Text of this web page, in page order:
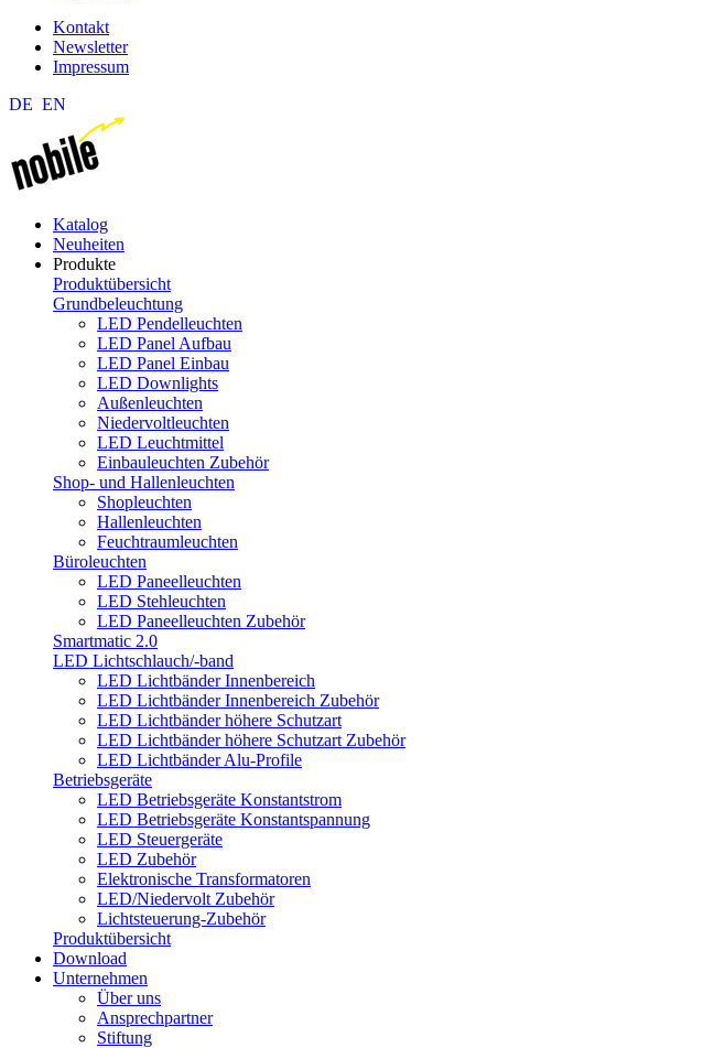
Kontakt
Newsletter
Impressum
DE EN
Katalog
Neuheiten
Produkte
Produktübersicht
Grundbeleuchtung
LED Pendelleuchten
LED Panel Aufbau
LED Panel Einbau
LED Downlights
Außenleuchten
Niedervoltleuchten
LED Leuchtmittel
Einbauleuchten Zubehör
Shop- und Hallenleuchten
Shopleuchten
Hallenleuchten
Feuchtraumleuchten
Büroleuchten
LED Paneelleuchten
LED Stehleuchten
LED Paneelleuchten Zubehör
Smartmatic 2.0
LED Lichtschlauch/-band
LED Lichtbänder Innenbereich
LED Lichtbänder Innenbereich Zubehör
LED Lichtbänder höhere Schutzart
LED Lichtbänder höhere Schutzart Zubehör
LED Lichtbänder Alu-Profile
Betriebsgeräte
LED Betriebsgeräte Konstantstrom
LED Betriebsgeräte Konstantspannung
LED Steuergeräte
LED Zubehör
Elektronische Transformatoren
LED/Niedervolt Zubehör
Lichtsteuerung-Zubehör
Produktübersicht
Download
Unternehmen
Über uns
Ansprechpartner
Stiftung